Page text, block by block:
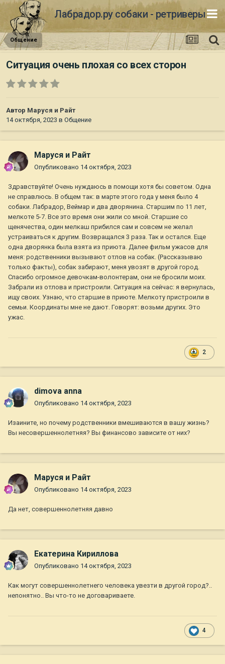
Лабрадор.ру собаки - ретриверы
Общение
Ситуация очень плохая со всех сторон
Автор Маруся и Райт
14 октября, 2023 в Общение
Маруся и Райт
Опубликовано 14 октября, 2023
Здравствуйте! Очень нуждаюсь в помощи хотя бы советом. Одна
не справлюсь. В общем так: в марте этого года у меня было 4
собаки. Лабрадор, Веймар и два дворянина. Старшим по 11 лет,
мелкоте 5-7. Все это время они жили со мной. Старшие со
щенячества, один мелкаш прибился сам и совсем не желал
устраиваться к другим. Возвращался 3 раза. Так и остался. Еще
одна дворянка была взята из приюта. Далее фильм ужасов для
меня: родственники вызывают отлов на собак. (Рассказываю
только факты), собак забирают, меня увозят в другой город.
Спасибо огромное девочкам-волонтерам, они не бросили моих.
Забрали из отлова и пристроили. Ситуация на сейчас: я вернулась,
ищу своих. Узнаю, что старшие в приюте. Мелкоту пристроили в
семьи. Координаты мне не дают. Говорят: возьми других. Это
ужас.
2
dimova anna
Опубликовано 14 октября, 2023
Изаините, но почему родственники вмешиваются в вашу жизнь?
Вы несовершеннолетняя? Вы финансово зависите от них?
Маруся и Райт
Опубликовано 14 октября, 2023
Да нет, совершеннолетняя давно
Екатерина Кириллова
Опубликовано 14 октября, 2023
Как могут совершеннолетнего человека увезти в другой город?..
непонятно.. Вы что-то не договариваете.
4